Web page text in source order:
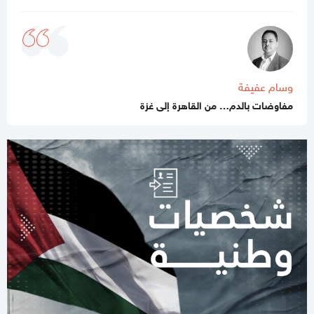
والمغازي
10:40 صباحا
حزب الله يطلق رشقة صاروخية شمال "إسرائيل" و سموتريش يغرد
10:27 صباحا
07:58 مساءاً
حماس: مجزرة الخيام بغزة تصعيد إجرامي تستهدف تدمير مسار وقف
النار
08:23 مساءاً
حماس: إيران أبلغتنا سعيها لوقف الحرب على مختلف الجبهات بما
فيها غزة
04:17 مساءاً
وسام عفيفة
مفاوضات بالدم… من القاهرة إلى غزة